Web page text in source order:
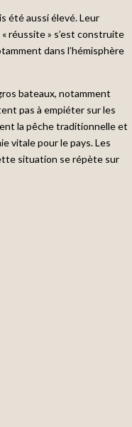
été aussi élevé. Leur
réussite » s’est construite
dans l’hémisphère
bateaux, notamment
pas à empiéter sur les
la pêche traditionnelle et
vitale pour le pays. Les
situation se répète sur